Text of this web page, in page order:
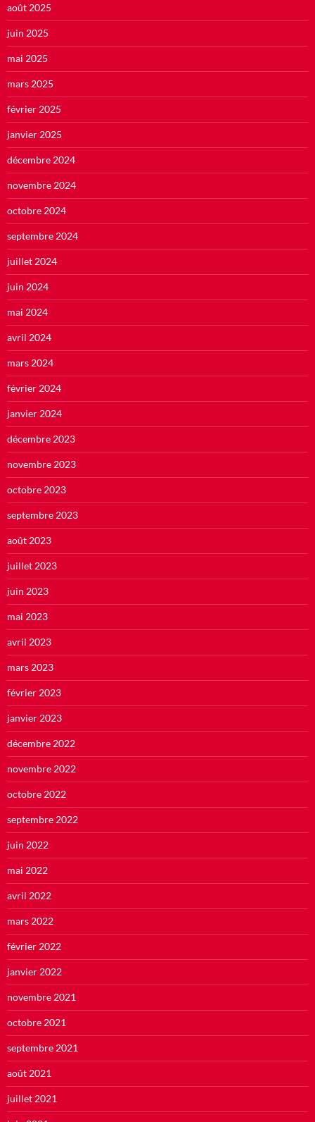
août 2025
juin 2025
mai 2025
mars 2025
février 2025
janvier 2025
décembre 2024
novembre 2024
octobre 2024
septembre 2024
juillet 2024
juin 2024
mai 2024
avril 2024
mars 2024
février 2024
janvier 2024
décembre 2023
novembre 2023
octobre 2023
septembre 2023
août 2023
juillet 2023
juin 2023
mai 2023
avril 2023
mars 2023
février 2023
janvier 2023
décembre 2022
novembre 2022
octobre 2022
septembre 2022
juin 2022
mai 2022
avril 2022
mars 2022
février 2022
janvier 2022
novembre 2021
octobre 2021
septembre 2021
août 2021
juillet 2021